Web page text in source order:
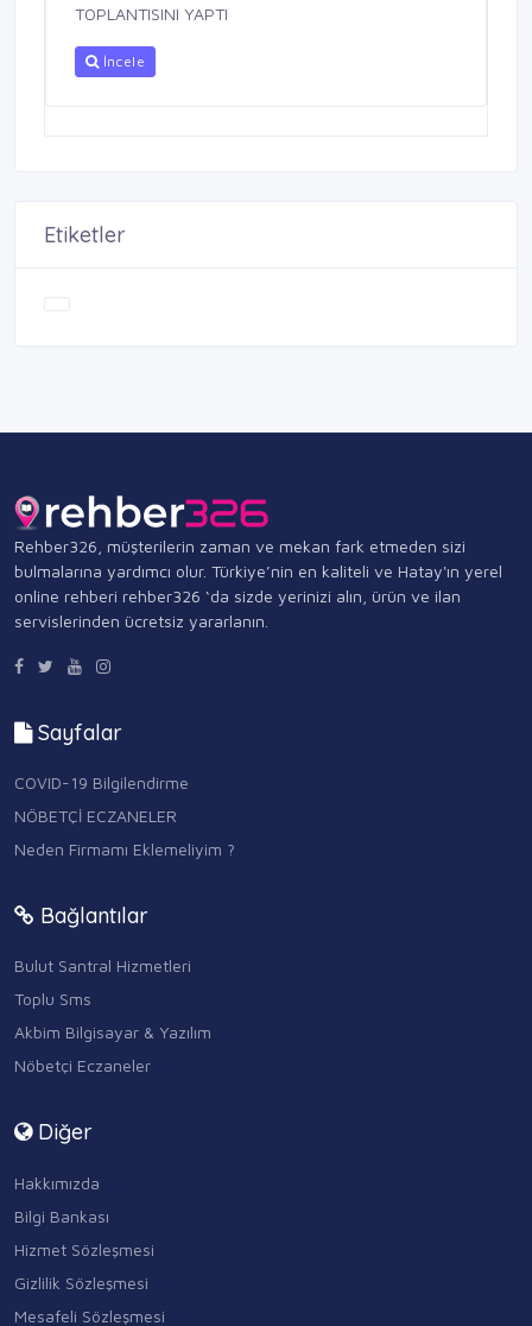
TOPLANTISINI YAPTI
İncele
Etiketler
Rehber326, müşterilerin zaman ve mekan fark etmeden sizi
bulmalarına yardımcı olur. Türkiye’nin en kaliteli ve Hatay'ın yerel
online rehberi rehber326 ‘da sizde yerinizi alın, ürün ve ilan
servislerinden ücretsiz yararlanın.
Sayfalar
COVID-19 Bilgilendirme
NÖBETÇİ ECZANELER
Neden Firmamı Eklemeliyim ?
Bağlantılar
Bulut Santral Hizmetleri
Toplu Sms
Akbim Bilgisayar & Yazılım
Nöbetçi Eczaneler
Diğer
Hakkımızda
Bilgi Bankası
Hizmet Sözleşmesi
Gizlilik Sözleşmesi
Mesafeli Sözleşmesi